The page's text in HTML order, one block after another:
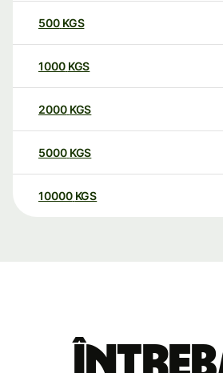
500 KGS
1000 KGS
2000 KGS
5000 KGS
10000 KGS